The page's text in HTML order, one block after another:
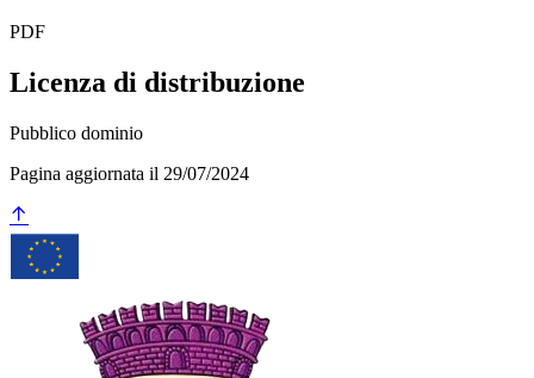
PDF
Licenza di distribuzione
Pubblico dominio
Pagina aggiornata il 29/07/2024